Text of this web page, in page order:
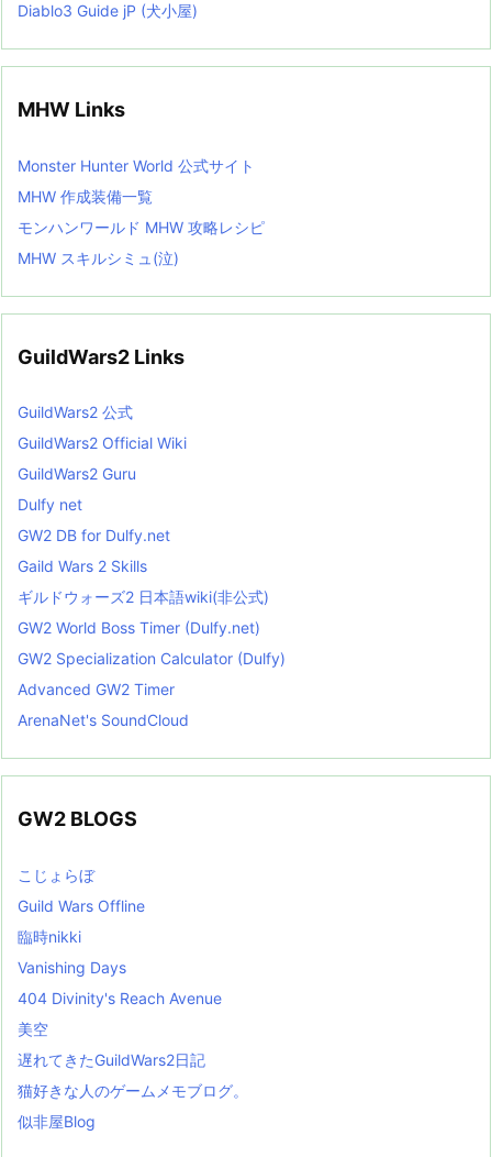
Diablo3 Guide jP (犬小屋)
MHW Links
Monster Hunter World 公式サイト
MHW 作成装備一覧
モンハンワールド MHW 攻略レシピ
MHW スキルシミュ(泣)
GuildWars2 Links
GuildWars2 公式
GuildWars2 Official Wiki
GuildWars2 Guru
Dulfy net
GW2 DB for Dulfy.net
Gaild Wars 2 Skills
ギルドウォーズ2 日本語wiki(非公式)
GW2 World Boss Timer (Dulfy.net)
GW2 Specialization Calculator (Dulfy)
Advanced GW2 Timer
ArenaNet's SoundCloud
GW2 BLOGS
こじょらぼ
Guild Wars Offline
臨時nikki
Vanishing Days
404 Divinity's Reach Avenue
美空
遅れてきたGuildWars2日記
猫好きな人のゲームメモブログ。
似非屋Blog